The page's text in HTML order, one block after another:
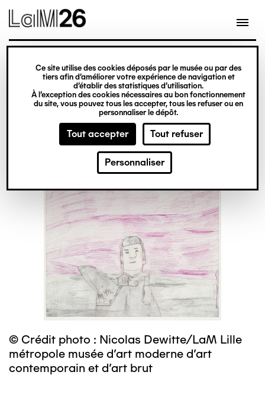
Gestion des cookies
Ce site utilise des cookies déposés par le musée ou par des
tiers afin d’améliorer votre expérience de navigation et
d’établir des statistiques d’utilisation.
À l’exception des cookies nécessaires au bon fonctionnement
du site, vous pouvez tous les accepter, tous les refuser ou en
personnaliser le dépôt.
Tout accepter Tout refuser
Personnaliser
contenu
© Crédit photo : Nicolas Dewitte/LaM Lille
métropole musée d’art moderne d’art
contemporain et d’art brut